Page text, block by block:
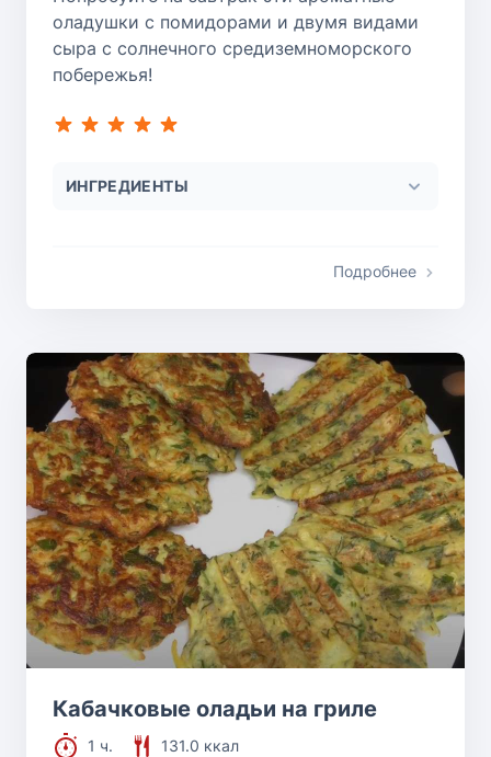
оладушки с помидорами и двумя видами
сыра с солнечного средиземноморского
побережья!
ИНГРЕДИЕНТЫ
Подробнее
Кабачковые оладьи на гриле
1 ч.
131.0 ккал